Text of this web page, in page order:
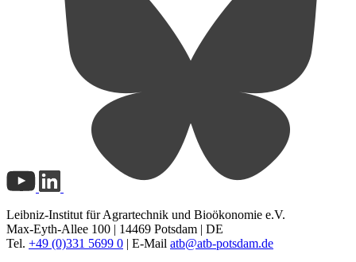
Leibniz-Institut für Agrartechnik und Bioökonomie e.V.
Max-Eyth-Allee 100 | 14469 Potsdam | DE
Tel. +49 (0)331 5699 0 | E-Mail atb@atb-potsdam.de